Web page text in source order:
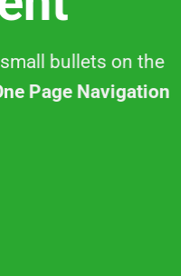
bullets on the
Page Navigation